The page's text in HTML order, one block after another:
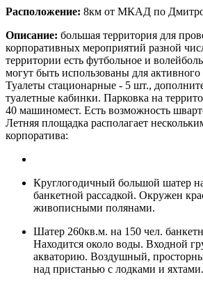
Расположение: 8км от МКАД по
Описание: большая территория для
корпоративных мероприятий разной
территории есть футбольное и
могут быть использованы для
Туалеты стационарные - 5 шт.,
туалетные кабинки. Парковка на
40 машиномест. Есть возможность
Летняя площадка располагает
корпоратива:
Круглогодичный большой шатер
банкетной рассадкой. Окружен
живописными полянами.
Шатер 260кв.м. на 150 чел.
Находится около воды. Входной
акваторию. Воздушный,
над пристанью с лодками и яхтами.